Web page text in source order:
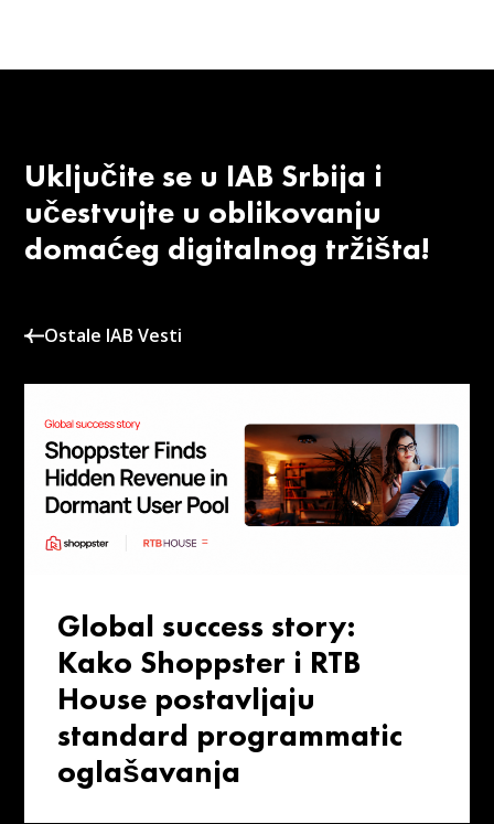
Uključite se u IAB Srbija i
učestvujte u oblikovanju
domaćeg digitalnog tržišta!
Ostale IAB Vesti
Global success story:
Kako Shoppster i RTB
House postavljaju
standard programmatic
oglašavanja